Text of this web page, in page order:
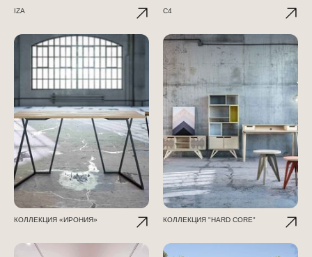
IZA C4
КОЛЛЕКЦИЯ «ИРОНИЯ» КОЛЛЕКЦИЯ "HARD CORE"